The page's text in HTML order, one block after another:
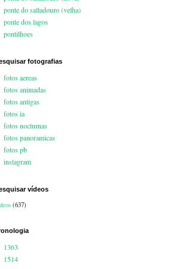
ponte do saltadouro (velha)
ponte dos lagos
pontilhoes
fotografias
fotos aereas
fotos animadas
fotos antigas
fotos ia
fotos nocturnas
fotos panoramicas
fotos pb
instagram
vídeos
(637)
1363
1514